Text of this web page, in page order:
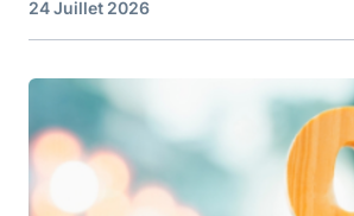
24 Juillet 2026
Image